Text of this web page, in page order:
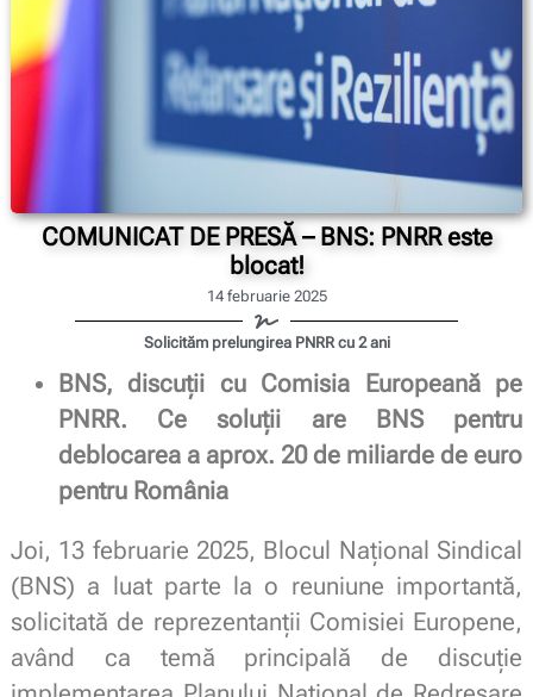
COMUNICAT DE PRESĂ – BNS: PNRR este
blocat!
14 februarie 2025
Solicităm prelungirea PNRR cu 2 ani
BNS, discuții cu Comisia Europeană pe
PNRR. Ce soluții are BNS pentru
deblocarea a aprox. 20 de miliarde de euro
pentru România
Joi, 13 februarie 2025, Blocul Național Sindical
(BNS) a luat parte la o reuniune importantă,
solicitată de reprezentanții Comisiei Europene,
având ca temă principală de discuție